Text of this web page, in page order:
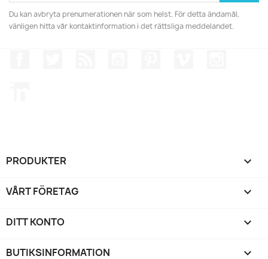
Du kan avbryta prenumerationen när som helst. För detta ändamål,
vänligen hitta vår kontaktinformation i det rättsliga meddelandet.
PRODUKTER 
VÅRT FÖRETAG 
DITT KONTO 
BUTIKSINFORMATION keyboard_arrow_down